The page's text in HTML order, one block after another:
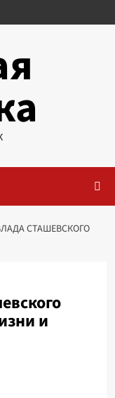
СТАШЕВСКОГО
и